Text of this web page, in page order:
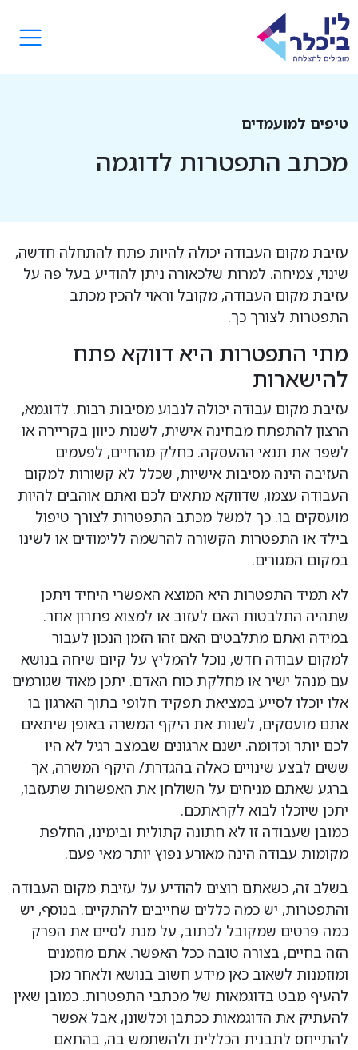
טיפים למועמדים
מכתב התפטרות לדוגמה
עזיבת מקום העבודה יכולה להיות פתח להתחלה חדשה,
שינוי, צמיחה. למרות שלכאורה ניתן להודיע בעל פה על
עזיבת מקום העבודה, מקובל וראוי להכין מכתב
התפטרות לצורך כך.
מתי התפטרות היא דווקא פתח
להישארות
עזיבת מקום עבודה יכולה לנבוע מסיבות רבות. לדוגמא,
הרצון להתפתח מבחינה אישית, לשנות כיוון בקריירה או
לשפר את תנאי ההעסקה. כחלק מהחיים, לפעמים
העזיבה הינה מסיבות אישיות, שכלל לא קשורות למקום
העבודה עצמו, שדווקא מתאים לכם ואתם אוהבים להיות
מועסקים בו. כך למשל מכתב התפטרות לצורך טיפול
בילד או התפטרות הקשורה להרשמה ללימודים או לשינו
במקום המגורים.
לא תמיד התפטרות היא המוצא האפשרי היחיד ויתכן
שתהיה התלבטות האם לעזוב או למצוא פתרון אחר.
במידה ואתם מתלבטים האם זהו הזמן הנכון לעבור
למקום עבודה חדש, נוכל להמליץ על קיום שיחה בנושא
עם מנהל ישיר או מחלקת כוח האדם. יתכן מאוד שגורמים
אלו יוכלו לסייע במציאת תפקיד חלופי בתוך הארגון בו
אתם מועסקים, לשנות את היקף המשרה באופן שיתאים
לכם יותר וכדומה. ישנם ארגונים שבמצב רגיל לא היו
ששים לבצע שינויים כאלה בהגדרת/ היקף המשרה, אך
ברגע שאתם מניחים על השולחן את האפשרות שתעזבו,
יתכן שיוכלו לבוא לקראתכם.
כמובן שעבודה זו לא חתונה קתולית ובימינו, החלפת
מקומות עבודה הינה מאורע נפוץ יותר מאי פעם.
בשלב זה, כשאתם רוצים להודיע על עזיבת מקום העבודה
והתפטרות, יש כמה כללים שחייבים להתקיים. בנוסף, יש
כמה פרטים שמקובל לכתוב, על מנת לסיים את הפרק
הזה בחיים, בצורה טובה ככל האפשר. אתם מוזמנים
ומוזמנות לשאוב כאן מידע חשוב בנושא ולאחר מכן
להעיף מבט בדוגמאות של מכתבי התפטרות. כמובן שאין
להעתיק את הדוגמאות ככתבן וכלשונן, אבל אפשר
להתייחס לתבנית הכללית ולהשתמש בה, בהתאם